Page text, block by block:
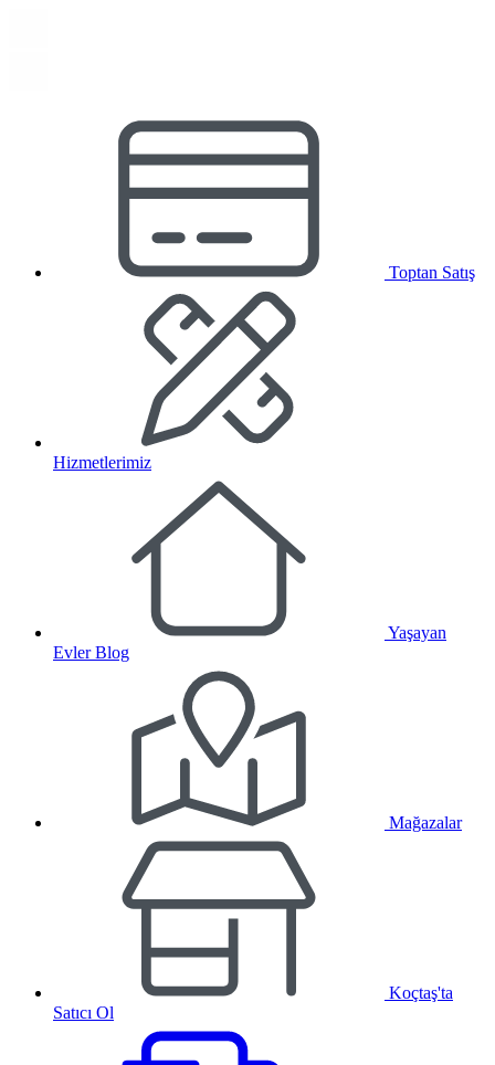
Toptan Satış
Hizmetlerimiz
Yaşayan
Evler Blog
Mağazalar
Koçtaş'ta
Satıcı Ol